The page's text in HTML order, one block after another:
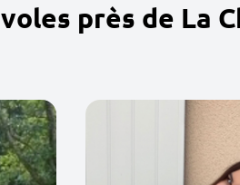
près de La